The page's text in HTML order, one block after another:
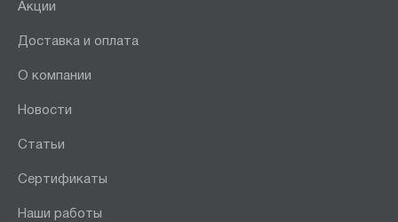
Акции
Доставка и оплата
О компании
Новости
Статьи
Сертификаты
Наши работы